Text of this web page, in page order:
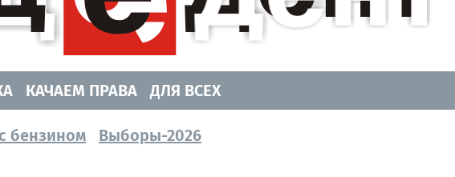
КАЧАЕМ ПРАВА ДЛЯ ВСЕХ
бензином Выборы-2026